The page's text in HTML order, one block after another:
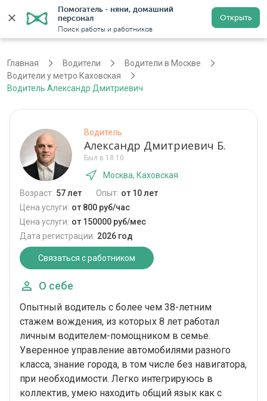
Помогатель - няни, домашний
персонал
Поиск работы и работников
Открыть
Регистрация
Главная Водители
Водители в Москве
Водители у метро Каховская
Водитель Александр Дмитриевич
Водитель
Александр Дмитриевич Б.
Был в 18:10
Москва, Каховская
Возраст: 57 лет Опыт: от 10 лет
Цена услуги: от 800 руб/час
Цена услуги: от 150000 руб/мес
Дата регистрации: 2026 год
Связаться с работником
О себе
Опытный водитель с более чем 38-летним
стажем вождения, из которых 8 лет работал
личным водителем-помощником в семье.
Уверенное управление автомобилями разного
класса, знание города, в том числе без навигатора,
при необходимости. Легко интегрируюсь в
коллектив, умею находить общий язык как с